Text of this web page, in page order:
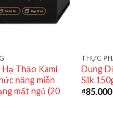
Thảo Kami
năng miễn
mất ngủ (20
THỰC
Dung
Silk
₫85.000